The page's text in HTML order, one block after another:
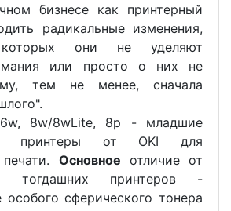
бизнесе как принтерный
радикальные изменения,
которых они не уделяют
или просто о них не
тем не менее, сначала
6w, 8w/8wLite, 8p - младшие
принтеры от OKI для
Основное отличие от
тогдашних принтеров -
особого сферического тонера